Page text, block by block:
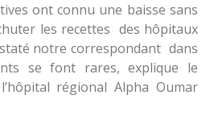
ont connu une baisse sans
les recettes des hôpitaux
notre correspondant dans
se font rares, explique le
régional Alpha Oumar